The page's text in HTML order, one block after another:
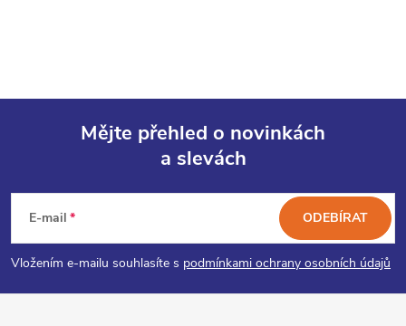
p
a
Mějte přehled o novinkách
a slevách
E-mail
Vložením e-mailu souhlasíte s podmínkami ochrany osobních údajů
ODEBÍRAT